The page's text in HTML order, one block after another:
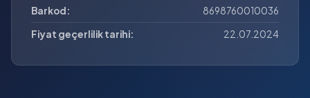
Barkod:
8698760010036
Fiyat geçerlilik tarihi:
22.07.2024